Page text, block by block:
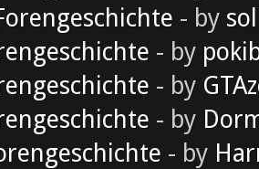
- by
- by
- by
- by
- by